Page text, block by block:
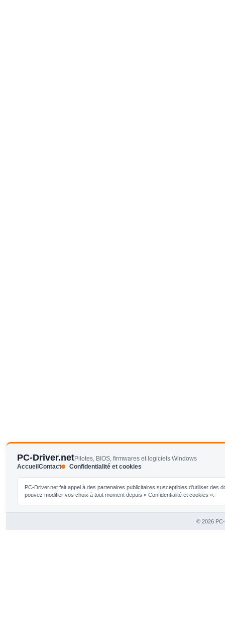
PC-Driver.netPilotes, BIOS, firmwares et logiciels Windows
AccueilContact Confidentialité et cookies
PC-Driver.net fait appel à des partenaires publicitaires susceptibles d'utiliser
pouvez modifier vos choix à tout moment depuis « Confidentialité et cookies ».
© 2026